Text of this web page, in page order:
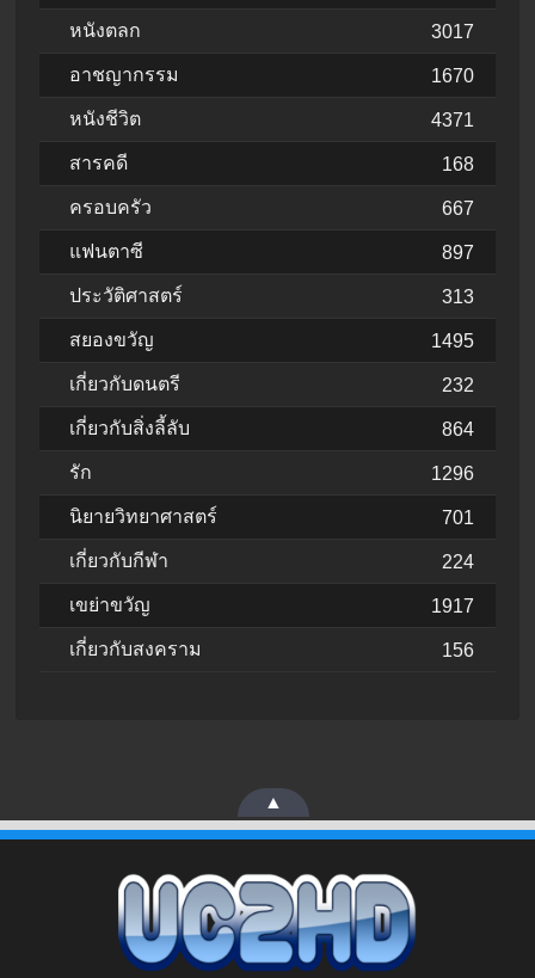
หนังตลก 3017
อาชญากรรม 1670
หนังชีวิต 4371
สารคดี 168
ครอบครัว 667
แฟนตาซี 897
ประวัติศาสตร์ 313
สยองขวัญ 1495
เกี่ยวกับดนตรี 232
เกี่ยวกับสิ่งลี้ลับ 864
รัก 1296
นิยายวิทยาศาสตร์ 701
เกี่ยวกับกีฬา 224
เขย่าขวัญ 1917
เกี่ยวกับสงคราม 156
▲